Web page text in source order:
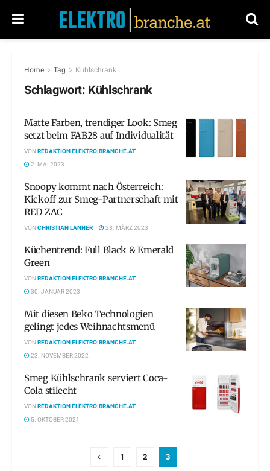
Home Tag Kühlschrank
Schlagwort: Kühlschrank
Matte Farben, trendiger Look: Smeg
setzt beim FAB28 auf Individualität
VONREDAKTION ELEKTRO|BRANCHE.AT
2. MAI 2023
Snoopy kommt nach Österreich:
Kickoff zur Smeg-Partnerschaft mit
RED ZAC
VONCHRISTIAN LANNER 23. MÄRZ 2023
Küchentrend: Full Black & Emerald
Green
VONREDAKTION ELEKTRO|BRANCHE.AT
30. JANUAR 2023
Mit diesen Beko Technologien
gelingt jedes Weihnachtsmenü
VONREDAKTION ELEKTRO|BRANCHE.AT
23. NOVEMBER 2022
Smeg Kühlschrank serviert Coca-
Cola stilecht
VONREDAKTION ELEKTRO|BRANCHE.AT
5. OKTOBER 2021
1 2 3